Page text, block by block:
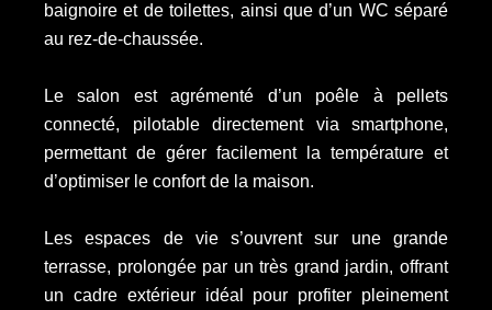
baignoire et de toilettes, ainsi que d’un WC séparé
au rez-de-chaussée.
Le salon est agrémenté d’un poêle à pellets
connecté, pilotable directement via smartphone,
permettant de gérer facilement la température et
d’optimiser le confort de la maison.
Les espaces de vie s’ouvrent sur une grande
terrasse, prolongée par un très grand jardin, offrant
un cadre extérieur idéal pour profiter pleinement